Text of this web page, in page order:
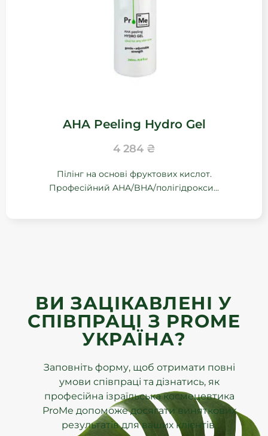
AHA Peeling Hydro Gel
4 284 ₴
Пілінг на основі фруктових кислот.
Професійний AHA/BHA/полігідрокси...
ВИ ЗАЦІКАВЛЕНІ У
СПІВПРАЦІ З PROME
УКРАЇНА?
Заповніть форму, щоб отримати повні
умови співпраці та дізнатись, як
професійна ізраїльська космецевтика
ProMe допоможе досягати виняткових
результатів для ваших клієнтів.